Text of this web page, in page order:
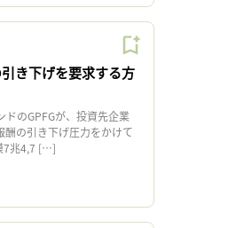
引き下げを要求する方
のGPFGが、投資先企業
の引き下げ圧力をかけて
7兆4,7 […]